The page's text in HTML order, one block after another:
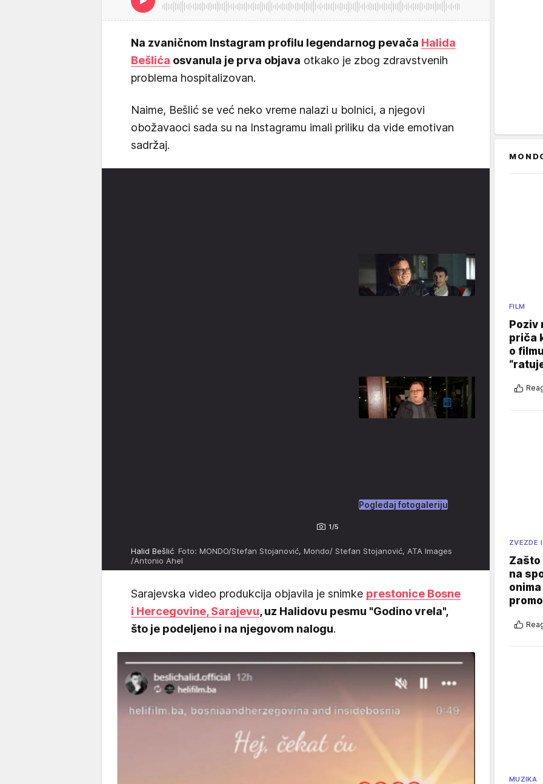
Na zvaničnom Instagram profilu legendarnog pevača Halida
Bešlića osvanula je prva objava otkako je zbog zdravstvenih
problema hospitalizovan.
Naime, Bešlić se već neko vreme nalazi u bolnici, a njegovi
obožavaoci sada su na Instagramu imali priliku da vide emotivan
sadržaj.
1/5
Pogledaj fotogaleriju
Halid Bešlić Foto: MONDO/Stefan Stojanović, Mondo/ Stefan Stojanović, ATA Images
/Antonio Ahel
Sarajevska video produkcija objavila je snimke prestonice Bosne
i Hercegovine, Sarajevu, uz Halidovu pesmu "Godino vrela",
što je podeljeno i na njegovom nalogu.
FILM
Poziv
priča
o
ZVEZDE
Zašto
na
MUZIKA